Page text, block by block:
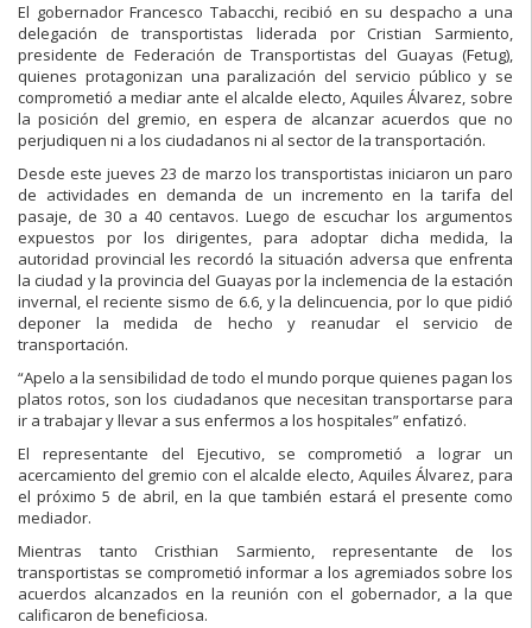
El gobernador Francesco Tabacchi, recibió en su despacho a una
delegación de transportistas liderada por Cristian Sarmiento,
presidente de Federación deTransportistas del Guayas (Fetug),
quienes protagonizan una paralización del servicio público y se
comprometió a mediar ante el alcalde electo, AquilesÁlvarez, sobre
la posición del gremio, en espera de alcanzar acuerdos que no
perjudiquen ni a los ciudadanos ni al sector de la transportación.
Desde este jueves 23 de marzo los transportistas iniciaron un paro
de actividadesen demanda de un incremento en la tarifa del
pasaje, de 30 a 40 centavos. Luego de escuchar los argumentos
expuestos
por los dirigentes, para adoptar dicha medida, la
autoridad provincial les recordó la situación adversa que enfrenta
la ciudad y la provincia del Guayas porla inclemencia de la estación
invernal, el reciente sismo de 6.6, y la delincuencia, por lo que pidió
deponer lamedida de hecho y reanudar
el servicio de
transportación.
“Apelo a la sensibilidad de todo el mundo porque quienes pagan los
platosrotos, son los ciudadanos que necesitan transportarse para
ir a trabajar y llevar a sus enfermos a los hospitales” enfatizó.
El representante del Ejecutivo, se comprometió a lograr un
acercamiento del gremio con el alcalde electo, Aquiles Álvarez, para
el próximo 5 de abril, en laque también estará el presente como
mediador.
Mientras
tanto Cristhian Sarmiento, representante de
los
transportistas se comprometió informar a los agremiados sobre los
acuerdos alcanzados en lareunión con el gobernador, a la que
calificaron de beneficiosa.